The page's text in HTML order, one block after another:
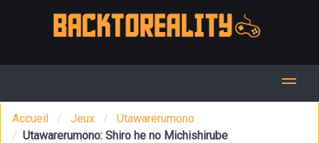
Accueil Jeux
Utawarerumono
Utawarerumono: Shiro he no Michishirube